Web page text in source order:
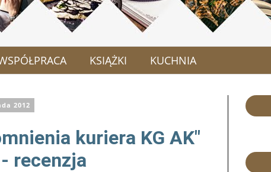
KSIĄŻKI KUCHNIA
2012
kuriera KG AK"
recenzja